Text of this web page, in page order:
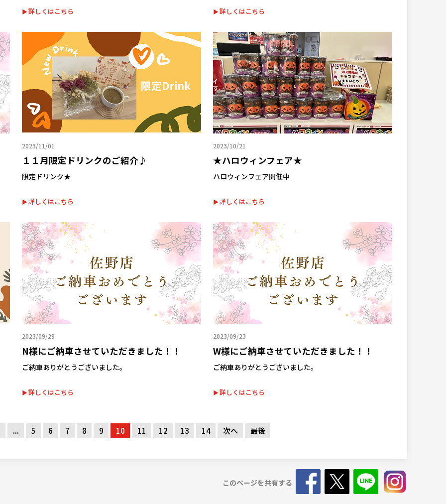
詳しくはこちら 詳しくはこちら
2023/11/01
１１月限定ドリンクのご紹介♪
限定ドリンク★
詳しくはこちら
2023/10/21
★ハロウィンフェア★
ハロウィンフェア開催中
詳しくはこちら
2023/09/29
N様にご納車させていただきました！！
ご納車ありがとうございました。
詳しくはこちら
2023/09/23
W様にご納車させていただきました！！
ご納車ありがとうございました。
詳しくはこちら
... 5 6 7 8 9 10 11 12 13 14 次へ 最後
このページを共有する